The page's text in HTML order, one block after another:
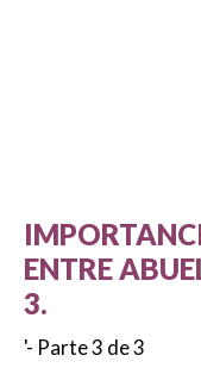
ENTRE
3.
'- Parte 3 de 3